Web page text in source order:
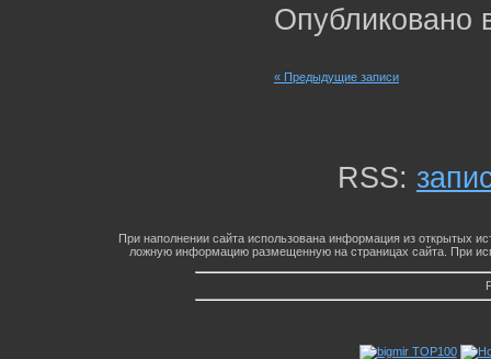
Опубликовано
« Предыдущие записи
RSS:
При наполнении сайта использована информация из открытых
ложную информацию размещенную на страницах сайта. При